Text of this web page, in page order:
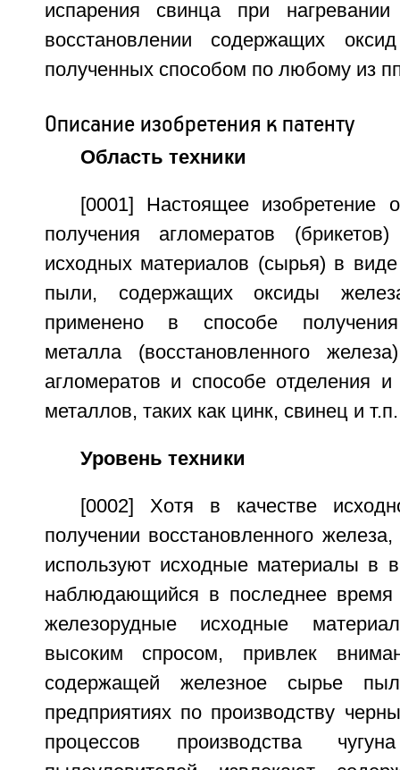
испарения свинца при
восстановлении содержащих
полученных способом по любому из
Описание изобретения к патенту
Область техники
[0001] Настоящее изобретение
получения агломератов
исходных материалов (сырья) в
пыли, содержащих оксиды
применено в способе получения
металла (восстановленного
агломератов и способе отделения и
металлов, таких как цинк, свинец и т.п.
Уровень техники
[0002] Хотя в качестве
получении восстановленного
используют исходные материалы в
наблюдающийся в последнее время
железорудные исходные
высоким спросом, привлек
содержащей железное сырье
предприятиях по производству
процессов производства